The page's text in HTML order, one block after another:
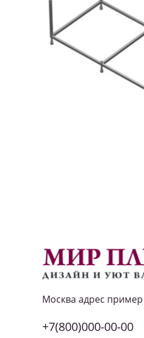
Москва адрес пример
+7(800)000-00-00